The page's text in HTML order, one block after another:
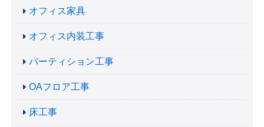
オフィス家具
オフィス内装工事
パーティション工事
OAフロア工事
床工事